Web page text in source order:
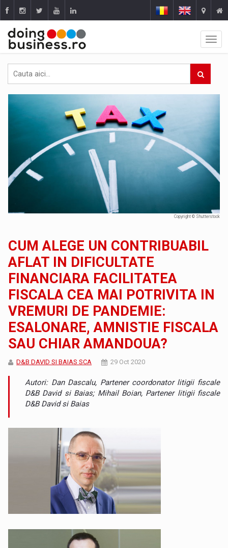
Copyright © Shutterstock
CUM ALEGE UN CONTRIBUABIL
AFLAT IN DIFICULTATE
FINANCIARA FACILITATEA
FISCALA CEA MAI POTRIVITA IN
VREMURI DE PANDEMIE:
ESALONARE, AMNISTIE FISCALA
SAU CHIAR AMANDOUA?
D&B DAVID SI BAIAS SCA 29 Oct 2020
Autori: Dan Dascalu, Partener coordonator litigii fiscale
D&B David si Baias; Mihail Boian, Partener litigii fiscale
D&B David si Baias